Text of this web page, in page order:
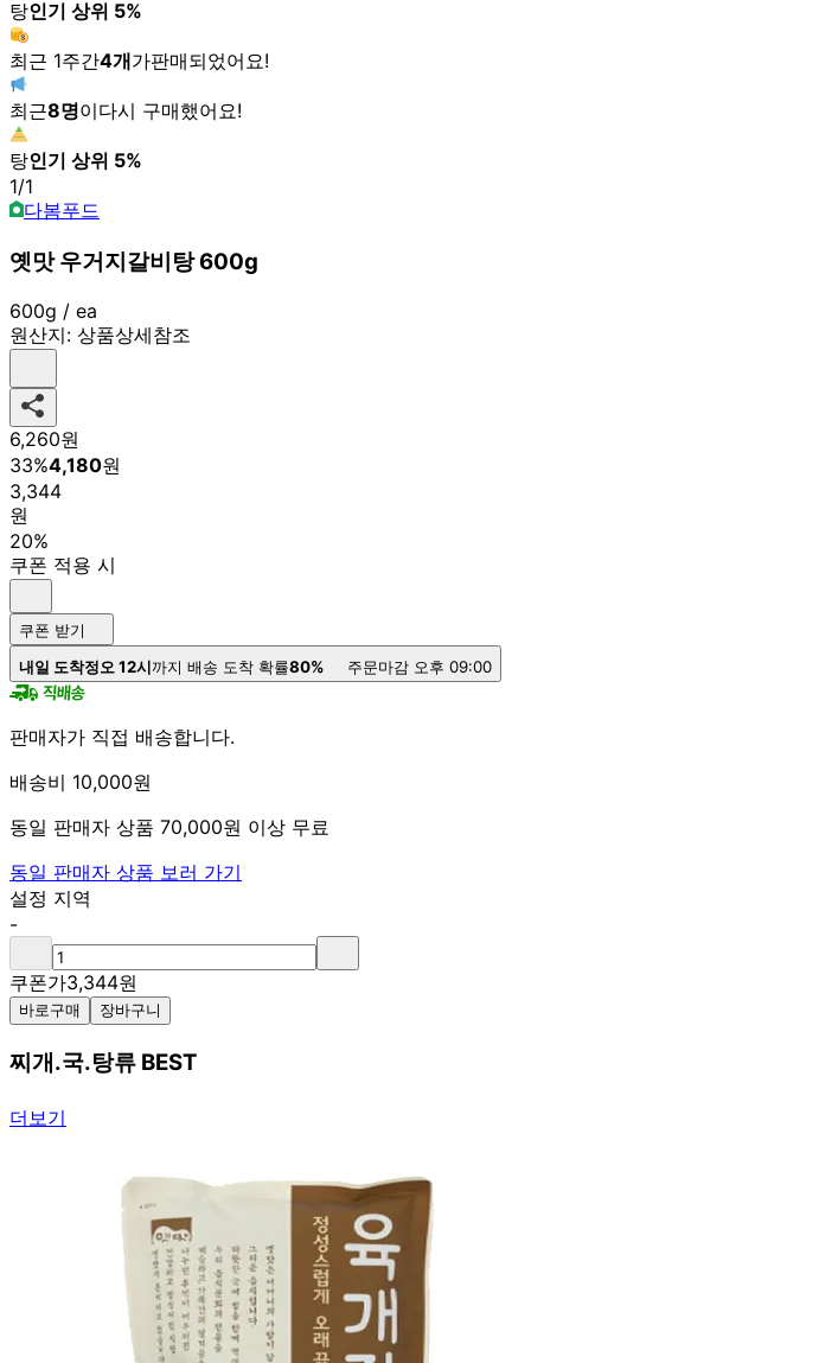
탕인기 상위 5%
최근 1주간4개가판매되었어요!
최근8명이다시 구매했어요!
탕인기 상위 5%
1/1
다봄푸드
옛맛 우거지갈비탕 600g
600g / ea
원산지: 상품상세참조
6,260원
33%4,180원
3,344
원
20%
쿠폰 적용 시
쿠폰 받기
내일 도착정오 12시까지 배송 도착 확률80% 주문마감 오후 09:00
판매자가 직접 배송합니다.
배송비 10,000원
동일 판매자 상품 70,000원 이상 무료
동일 판매자 상품 보러 가기
설정 지역
-
쿠폰가3,344원
바로구매 장바구니
찌개.국.탕류 BEST
더보기